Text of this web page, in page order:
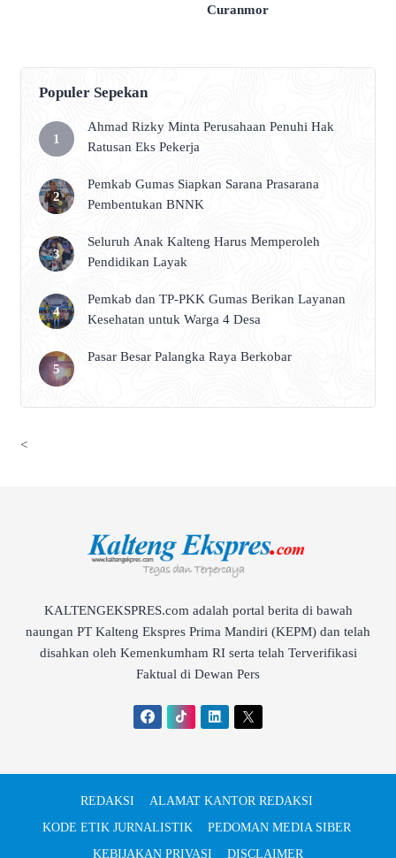
Curanmor
Populer Sepekan
Ahmad Rizky Minta Perusahaan Penuhi Hak
Ratusan Eks Pekerja
Pemkab Gumas Siapkan Sarana Prasarana
Pembentukan BNNK
Seluruh Anak Kalteng Harus Memperoleh
Pendidikan Layak
Pemkab dan TP-PKK Gumas Berikan Layanan
Kesehatan untuk Warga 4 Desa
Pasar Besar Palangka Raya Berkobar
<
KALTENGEKSPRES.com adalah portal berita di bawah
naungan PT Kalteng Ekspres Prima Mandiri (KEPM) dan telah
disahkan oleh Kemenkumham RI serta telah Terverifikasi
Faktual di Dewan Pers
REDAKSI
ALAMAT KANTOR REDAKSI
KODE ETIK JURNALISTIK
PEDOMAN MEDIA SIBER
KEBIJAKAN PRIVASI
DISCLAIMER